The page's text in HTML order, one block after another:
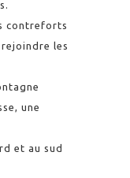
contreforts
les
une
et au sud